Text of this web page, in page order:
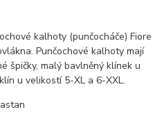
kalhoty (punčocháče) Fiore
Punčochové kalhoty mají
špičky, malý bavlněný klínek u
u velikostí 5-XL a 6-XXL.